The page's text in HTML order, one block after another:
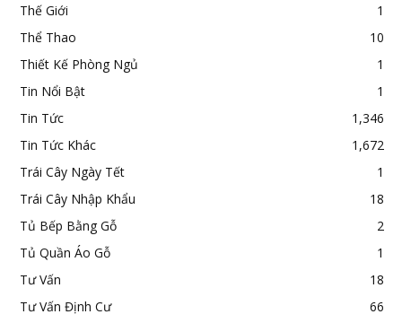
Thế Giới
1
Thể Thao
10
Thiết Kế Phòng Ngủ
1
Tin Nổi Bật
1
Tin Tức
1,346
Tin Tức Khác
1,672
Trái Cây Ngày Tết
1
Trái Cây Nhập Khẩu
18
Tủ Bếp Bằng Gỗ
2
Tủ Quần Áo Gỗ
1
Tư Vấn
18
Tư Vấn Định Cư
66